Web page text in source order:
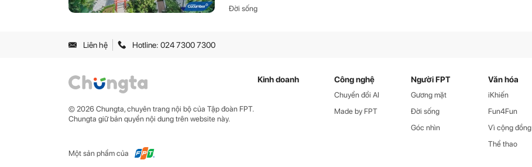
Đời sống
Liên hệ Hotline: 024 7300 7300
© 2026 Chungta, chuyên trang nội bộ của Tập đoàn FPT.
Chungta giữ bản quyền nội dung trên website này.
Một sản phẩm của
Kinh doanh Công nghệ
Chuyển đổi AI
Made by FPT
Người FPT
Gương mặt
Đời sống
Góc nhìn
Văn hóa
iKhiến
Fun4Fun
Vì cộng đồng
Thể thao